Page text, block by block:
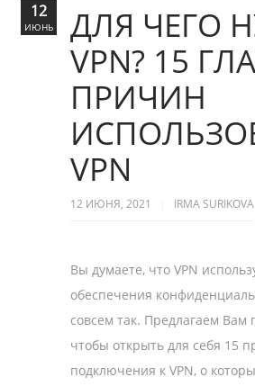
ДЛЯ ЧЕГО
VPN? 15
ПРИЧИН
VPN
12 ИЮНЯ, 2021 IRMA SURIKOVA
Вы думаете, что VPN
обеспечения
совсем так. Предлагаем Вам
чтобы открыть для себя 15
подключения к VPN, о
12
ИЮНЬ